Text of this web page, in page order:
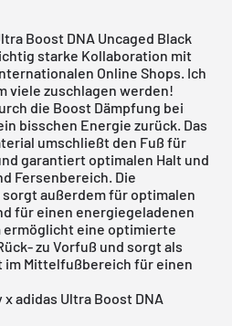
Boost DNA Uncaged Black
starke Kollaboration mit
Online Shops. Ich
viele zuschlagen werden!
die Boost Dämpfung bei
bisschen Energie zurück. Das
umschließt den Fuß für
garantiert optimalen Halt und
Fersenbereich. Die
außerdem für optimalen
für einen energiegeladenen
ermöglicht eine optimierte
zu Vorfuß und sorgt als
Mittelfußbereich für einen
x adidas Ultra Boost DNA